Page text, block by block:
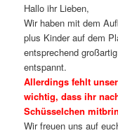
Hallo ihr Lieben,
Wir haben mit dem
plus Kinder auf dem
entsprechend
entspannt.
Allerdings fehlt
wichtig, dass ihr
Schüsselchen
Wir freuen uns auf